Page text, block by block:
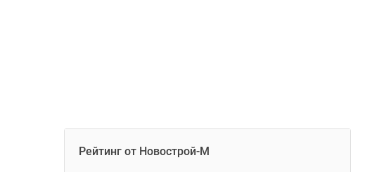
Рейтинг от Новострой-М